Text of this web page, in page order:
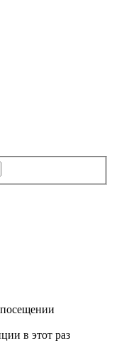
в этот раз